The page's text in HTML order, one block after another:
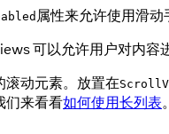
属性来允许使用滑
可以允许用户对内容
滚动元素。放置在
们来看看如何使用长列表